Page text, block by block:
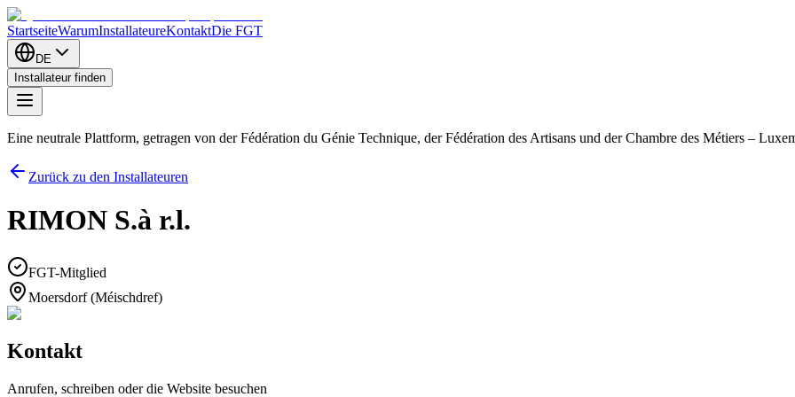
StartseiteWarumInstallateureKontaktDie FGT
DE
Installateur finden
Eine neutrale Plattform, getragen von der Fédération du Génie Technique, der Fédération des Artisans und der Chambre des Métiers –
Zurück zu den Installateuren
RIMON S.à r.l.
FGT-Mitglied
Moersdorf (Méischdref)
Kontakt
Anrufen, schreiben oder die Website besuchen